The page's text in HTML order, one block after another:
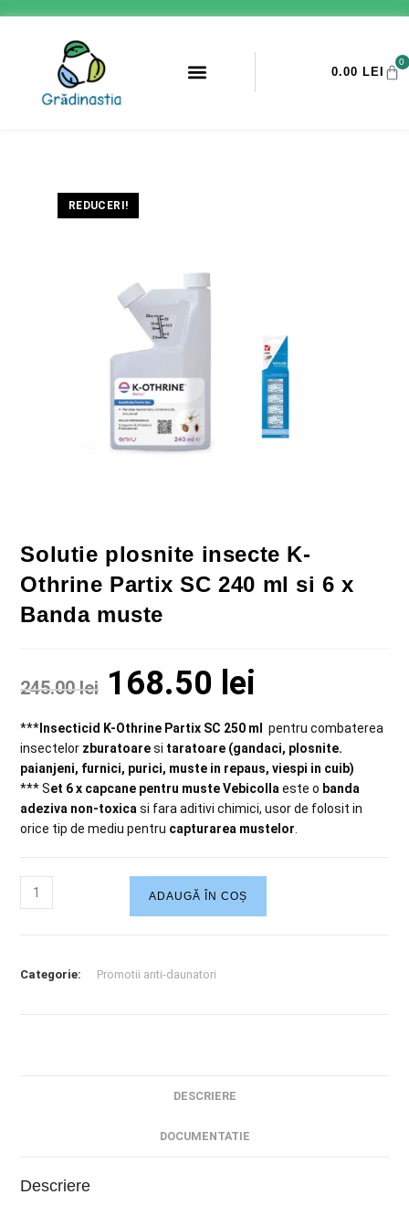
0.00 LEI
0
REDUCERI!
Solutie plosnite insecte K-
Othrine Partix SC 240 ml si 6 x
Banda muste
245.00lei 168.50 lei
*** Insecticid K-Othrine Partix SC 250 ml
pentru combaterea
insectelor zburatoaresi taratoare (gandaci, plosnite.
paianjeni, furnici, purici, muste in repaus, viespi in cuib)
*** Set 6 x capcane pentru muste Vebicollaeste o banda
adeziva non-toxica si fara aditivi chimici, usor de folosit in
orice tip de mediu pentru capturarea mustelor
ADAUGĂ ÎN COȘ
Categorie: Promotii anti-daunatori
DESCRIERE
DOCUMENTATIE
Descriere